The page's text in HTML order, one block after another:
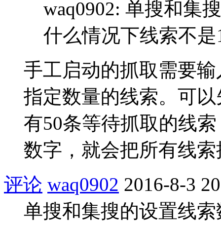
waq0902: 单搜和集
什么情况下线索不是
手工启动的抓取需要
指定数量的线索。可
有50条等待抓取的线
数字，就会把所有线
评论 waq0902 2016-8-3
单搜和集搜的设置线